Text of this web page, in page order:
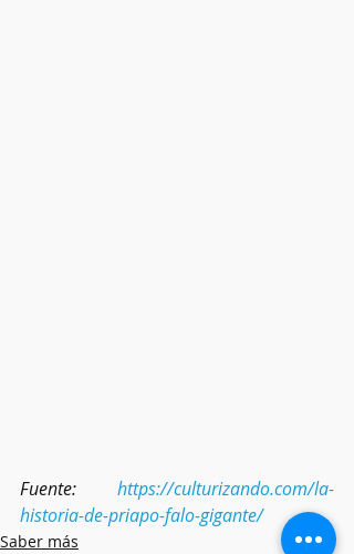
Fuente: https://culturizando.com/la-
historia-de-priapo-falo-gigante/
Saber más